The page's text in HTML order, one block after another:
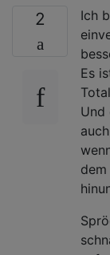
2
Ich
Es
Und